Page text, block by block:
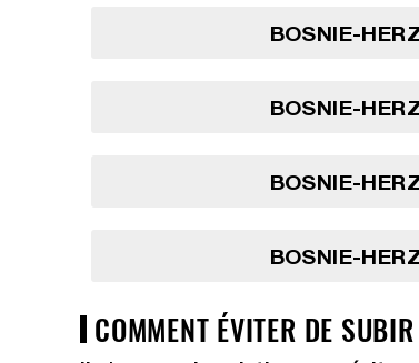
BOSNIE-
BOSNIE-
BOSNIE-
BOSNIE-
COMMENT ÉVITER DE